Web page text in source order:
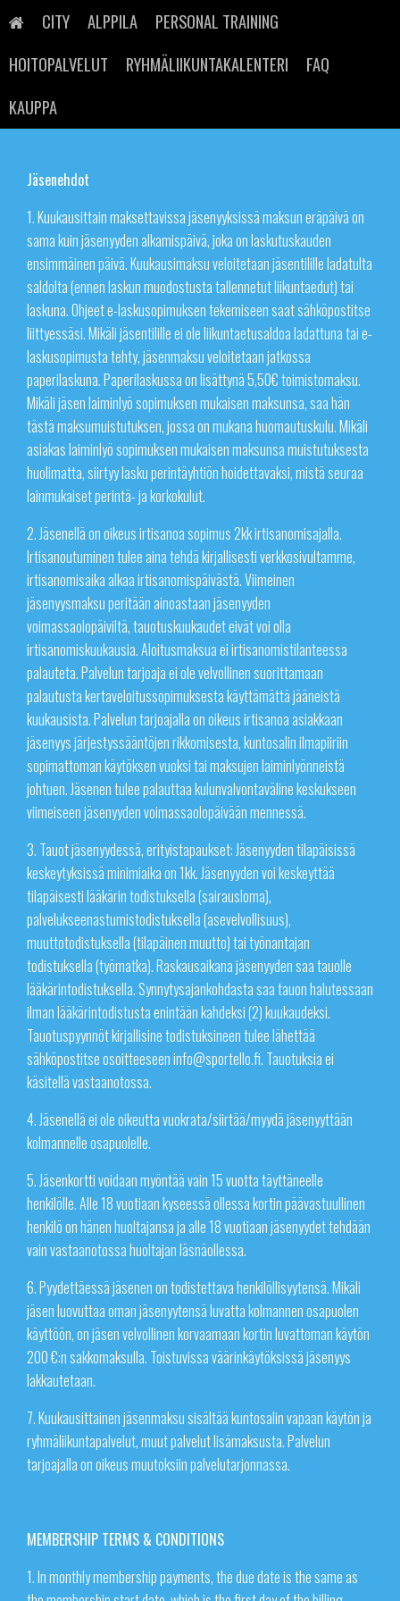
content
CITY ALPPILA
PERSONAL TRAINING
HOITOPALVELUT
RYHMÄLIIKUNTAKALENTERI
FAQ
KAUPPA
Sportello Fit – Maksu- ja
jäsenyysehdot
Jäsenehdot
1. Kuukausittain maksettavissa jäsenyyksissä maksun eräpäivä on
sama kuin jäsenyyden alkamispäivä, joka on laskutuskauden
ensimmäinen päivä. Kuukausimaksu veloitetaan jäsentilille ladatulta
saldolta (ennen laskun muodostusta tallennetut liikuntaedut) tai
laskuna. Ohjeet e-laskusopimuksen tekemiseen saat sähköpostitse
liittyessäsi. Mikäli jäsentilille ei ole liikuntaetusaldoa ladattuna tai e-
laskusopimusta tehty, jäsenmaksu veloitetaan jatkossa
paperilaskuna. Paperilaskussa on lisättynä 5,50€ toimistomaksu.
Mikäli jäsen laiminlyö sopimuksen mukaisen maksunsa, saa hän
tästä maksumuistutuksen, jossa on mukana huomautuskulu. Mikäli
asiakas laiminlyö sopimuksen mukaisen maksunsa muistutuksesta
huolimatta, siirtyy lasku perintäyhtiön hoidettavaksi, mistä seuraa
lainmukaiset perintä- ja korkokulut.
2. Jäsenellä on oikeus irtisanoa sopimus 2kk irtisanomisajalla.
Irtisanoutuminen tulee aina tehdä kirjallisesti verkkosivultamme,
irtisanomisaika alkaa irtisanomispäivästä. Viimeinen
jäsenyysmaksu peritään ainoastaan jäsenyyden
voimassaolopäiviltä, tauotuskuukaudet eivät voi olla
irtisanomiskuukausia. Aloitusmaksua ei irtisanomistilanteessa
palauteta. Palvelun tarjoaja ei ole velvollinen suorittamaan
palautusta kertaveloitussopimuksesta käyttämättä jääneistä
kuukausista. Palvelun tarjoajalla on oikeus irtisanoa asiakkaan
jäsenyys järjestyssääntöjen rikkomisesta, kuntosalin ilmapiiriin
sopimattoman käytöksen vuoksi tai maksujen laiminlyönneistä
johtuen. Jäsenen tulee palauttaa kulunvalvontaväline keskukseen
viimeiseen jäsenyyden voimassaolopäivään mennessä.
3. Tauot jäsenyydessä, erityistapaukset: Jäsenyyden tilapäisissä
keskeytyksissä minimiaika on 1kk. Jäsenyyden voi keskeyttää
tilapäisesti lääkärin todistuksella (sairausloma),
palvelukseenastumistodistuksella (asevelvollisuus),
muuttotodistuksella (tilapäinen muutto) tai työnantajan
todistuksella (työmatka). Raskausaikana jäsenyyden saa tauolle
lääkärintodistuksella. Synnytysajankohdasta saa tauon halutessaan
ilman lääkärintodistusta enintään kahdeksi (2) kuukaudeksi.
Tauotuspyynnöt kirjallisine todistuksineen tulee lähettää
sähköpostitse osoitteeseen info@sportello.fi. Tauotuksia ei
käsitellä vastaanotossa.
4. Jäsenellä ei ole oikeutta vuokrata/siirtää/myydä jäsenyyttään
kolmannelle osapuolelle.
5. Jäsenkortti voidaan myöntää vain 15 vuotta täyttäneelle
henkilölle. Alle 18 vuotiaan kyseessä ollessa kortin päävastuullinen
henkilö on hänen huoltajansa ja alle 18 vuotiaan jäsenyydet tehdään
vain vastaanotossa huoltajan läsnäollessa.
6. Pyydettäessä jäsenen on todistettava henkilöllisyytensä. Mikäli
jäsen luovuttaa oman jäsenyytensä luvatta kolmannen osapuolen
käyttöön, on jäsen velvollinen korvaamaan kortin luvattoman käytön
200 €:n sakkomaksulla. Toistuvissa väärinkäytöksissä jäsenyys
lakkautetaan.
7. Kuukausittainen jäsenmaksu sisältää kuntosalin vapaan käytön ja
ryhmäliikuntapalvelut, muut palvelut lisämaksusta. Palvelun
tarjoajalla on oikeus muutoksiin palvelutarjonnassa.
MEMBERSHIP TERMS & CONDITIONS
1. In monthly membership payments, the due date is the same as